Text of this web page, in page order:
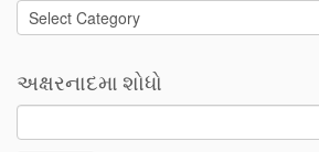
Categories
અક્ષરનાદમા શોધો